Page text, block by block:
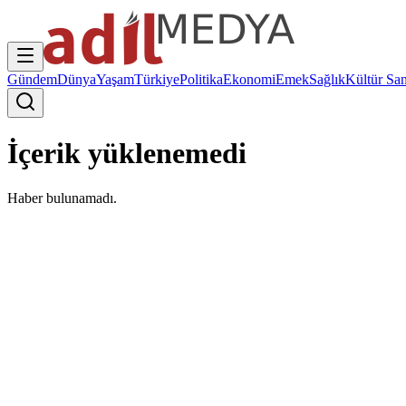
GündemDünyaYaşamTürkiyePolitikaEkonomiEmekSağlıkKültür
İçerik yüklenemedi
Haber bulunamadı.